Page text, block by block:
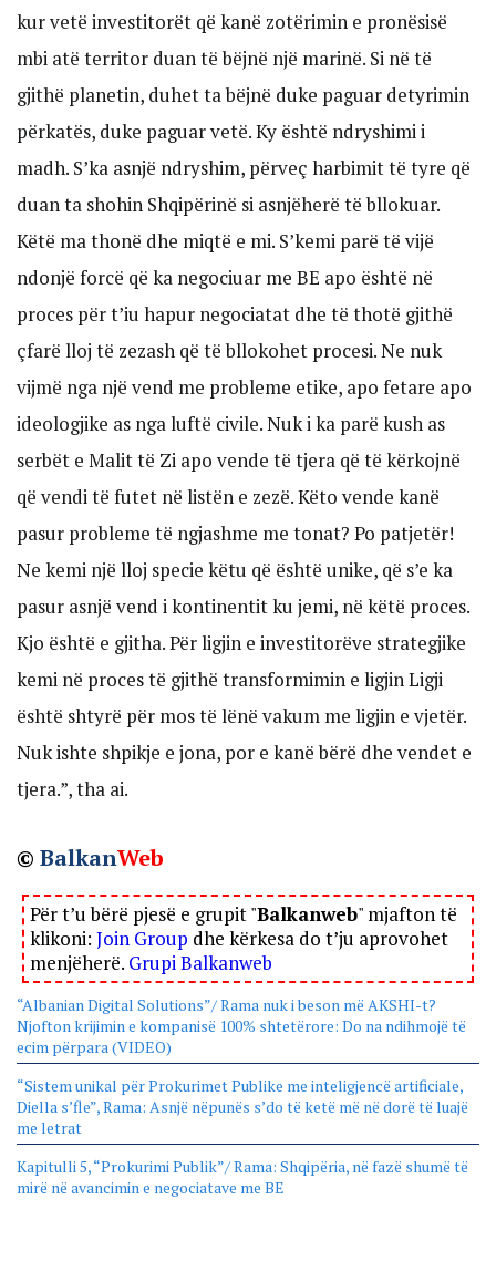
kur vetë investitorët që kanë zotërimin e pronësisë
mbi atë territor duan të bëjnë një marinë. Si në të
gjithë planetin, duhet ta bëjnë duke paguar detyrimin
përkatës, duke paguar vetë. Ky është ndryshimi i
madh. S’ka asnjë ndryshim, përveç harbimit të tyre që
duan ta shohin Shqipërinë si asnjëherë të bllokuar.
Këtë ma thonë dhe miqtë e mi. S’kemi parë të vijë
ndonjë forcë që ka negociuar me BE apo është në
proces për t’iu hapur negociatat dhe të thotë gjithë
çfarë lloj të zezash që të bllokohet procesi. Ne nuk
vijmë nga një vend me probleme etike, apo fetare apo
ideologjike as nga luftë civile. Nuk i ka parë kush as
serbët e Malit të Zi apo vende të tjera që të kërkojnë
që vendi të futet në listën e zezë. Këto vende kanë
pasur probleme të ngjashme me tonat? Po patjetër!
Ne kemi një lloj specie këtu që është unike, që s’e ka
pasur asnjë vend i kontinentit ku jemi, në këtë proces.
Kjo është e gjitha. Për ligjin e investitorëve strategjike
kemi në proces të gjithë transformimin e ligjin Ligji
është shtyrë për mos të lënë vakum me ligjin e vjetër.
Nuk ishte shpikje e jona, por e kanë bërë dhe vendet e
tjera.”, tha ai.
© BalkanWeb
Për t’u bërë pjesë e grupit "Balkanweb" mjafton të
klikoni: Join Group dhe kërkesa do t’ju aprovohet
menjëherë. Grupi Balkanweb
“Albanian Digital Solutions”/ Rama nuk i beson më AKSHI-t?
Njofton krijimin e kompanisë 100% shtetërore: Do na ndihmojë të
ecim përpara (VIDEO)
“Sistem unikal për Prokurimet Publike me inteligjencë artificiale,
Diella s’fle”, Rama: Asnjë nëpunës s’do të ketë më në dorë të luajë
me letrat
Kapitulli 5, “Prokurimi Publik”/ Rama: Shqipëria, në fazë shumë të
mirë në avancimin e negociatave me BE